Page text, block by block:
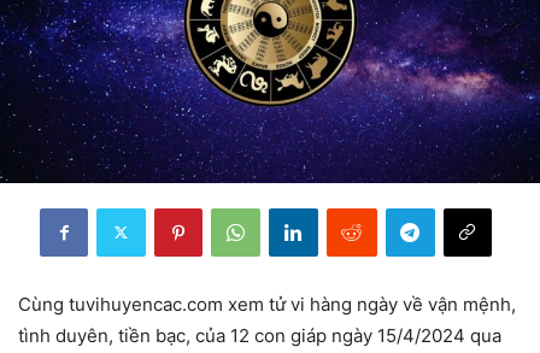
Cùng tuvihuyencac.com xem tử vi hàng ngày về vận mệnh,
tình duyên, tiền bạc, của 12 con giáp ngày 15/4/2024 qua